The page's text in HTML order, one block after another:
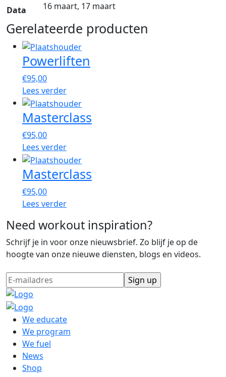
Data 16 maart, 17 maart
Gerelateerde producten
Powerliften
€95,00
Lees verder
Masterclass
€95,00
Lees verder
Masterclass
€95,00
Lees verder
Need workout inspiration?
Schrijf je in voor onze nieuwsbrief. Zo blijf je op de
hoogte van onze nieuwe diensten, blogs en videos.
We educate
We program
We fuel
News
Shop